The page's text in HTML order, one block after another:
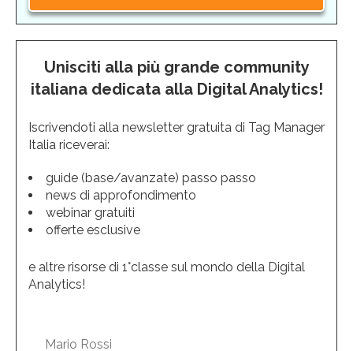
Unisciti alla più grande community
italiana dedicata alla Digital Analytics!
Iscrivendoti alla newsletter gratuita di Tag Manager
Italia riceverai:
guide (base/avanzate) passo passo
news di approfondimento
webinar gratuiti
offerte esclusive
e altre risorse di 1°classe sul mondo della Digital
Analytics!